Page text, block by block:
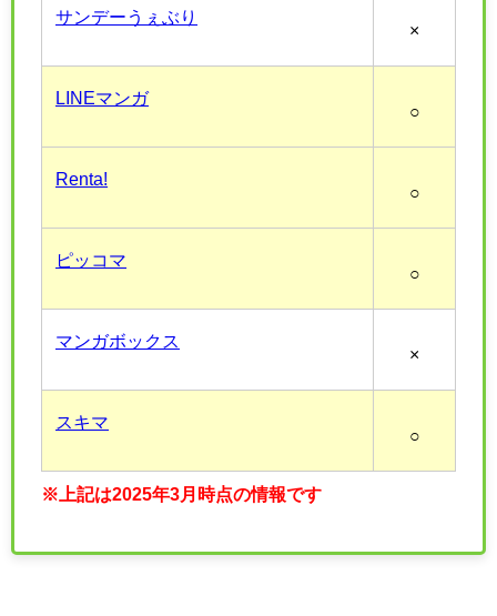
サンデーうぇぶり
×
LINEマンガ
○
Renta!
○
ピッコマ
○
マンガボックス
×
スキマ
○
※上記は2025年3月時点の情報です